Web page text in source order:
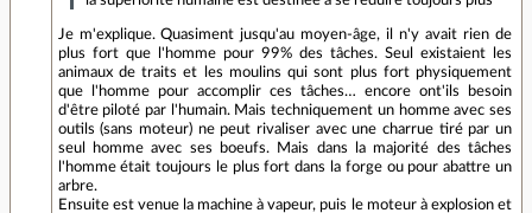
Je m'explique. Quasiment jusqu'au moyen-âge, il n'y avait rien de
plus fort que l'homme pour 99% des tâches. Seul existaient les
animaux de traits et les moulins qui sont plus fort physiquement
que l'homme pour accomplir ces tâches… encore ont'ils besoin
d'être piloté par l'humain. Mais techniquement un homme avec ses
outils (sans moteur) ne peut rivaliser avec une charrue tiré par un
seul homme avec ses boeufs. Mais dans la majorité des tâches
l'homme était toujours le plus fort dans la forge ou pour abattre un
arbre.
Ensuite est venue la machine à vapeur, puis le moteur à explosion et